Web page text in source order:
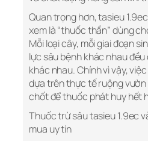
Quan trọng hơn, tasieu
xem là “thuốc thần” dùng
Mỗi loại cây, mỗi giai đoạn
lực sâu bệnh khác nhau
khác nhau. Chính vì vậy,
dựa trên thực tế ruộng
chốt để thuốc phát huy hết
Thuốc trừ sâu tasieu 1.9ec
mua uy tín